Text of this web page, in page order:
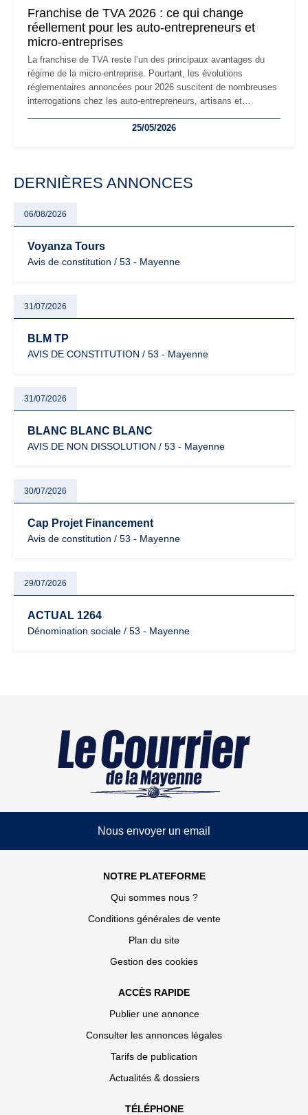
Franchise de TVA 2026 : ce qui change
réellement pour les auto-entrepreneurs et
micro-entreprises
La franchise de TVA reste l’un des principaux avantages du
régime de la micro-entreprise. Pourtant, les évolutions
réglementaires annoncées pour 2026 suscitent de nombreuses
interrogations chez les auto-entrepreneurs, artisans et
facturation ou risque de bascule vers la TVA : les règles
25/05/2026
DERNIÈRES ANNONCES
06/08/2026
Voyanza Tours
Avis de constitution / 53 - Mayenne
31/07/2026
BLM TP
AVIS DE CONSTITUTION / 53 - Mayenne
31/07/2026
BLANC BLANC BLANC
AVIS DE NON DISSOLUTION / 53 - Mayenne
30/07/2026
Cap Projet Financement
Avis de constitution / 53 - Mayenne
29/07/2026
ACTUAL 1264
Dénomination sociale / 53 - Mayenne
Nous envoyer un email
NOTRE PLATEFORME
Qui sommes nous ?
Conditions générales de vente
Plan du site
Gestion des cookies
ACCÈS RAPIDE
Publier une annonce
Consulter les annonces légales
Tarifs de publication
Actualités & dossiers
TÉLÉPHONE